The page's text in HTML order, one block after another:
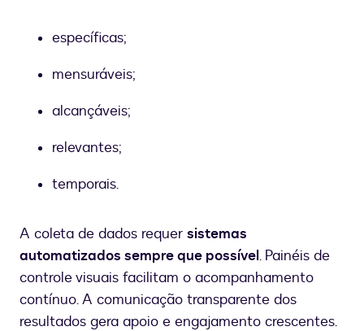
específicas;
mensuráveis;
alcançáveis;
relevantes;
temporais.
A coleta de dados requer sistemas
automatizados sempre que possível. Painéis de
controle visuais facilitam o acompanhamento
contínuo. A comunicação transparente dos
resultados gera apoio e engajamento crescentes.